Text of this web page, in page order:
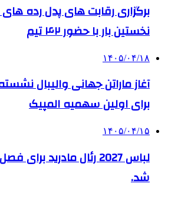
برگزاری رقابت های پدل رده
نخستین بار با حضور ۴۲ تیم
۱۴۰۵/۰۴/۱۸
آغاز ماراتن جهانی والیبال
برای اولین سهمیه المپیک
۱۴۰۵/۰۴/۱۵
لباس 2027 رئال مادرید
شد.